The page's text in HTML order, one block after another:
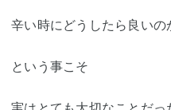
辛い時にどうしたら良いの
という事こそ